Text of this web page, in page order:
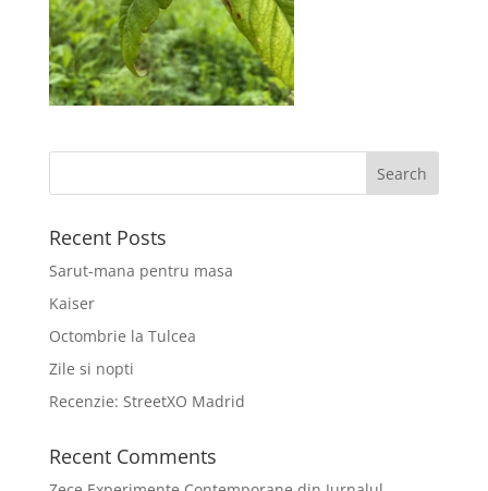
Recent Posts
Sarut-mana pentru masa
Kaiser
Octombrie la Tulcea
Zile si nopti
Recenzie: StreetXO Madrid
Recent Comments